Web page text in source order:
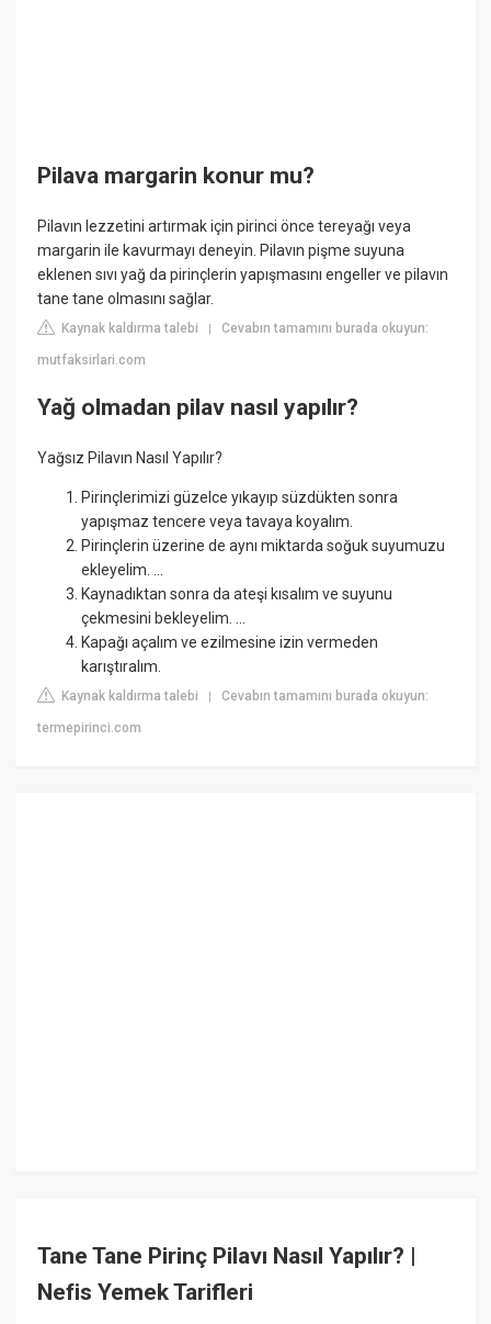
Pilava margarin konur mu?
Pilavın lezzetini artırmak için pirinci önce tereyağı veya
margarin ile kavurmayı deneyin. Pilavın pişme suyuna
eklenen sıvı yağ da pirinçlerin yapışmasını engeller ve pilavın
tane tane olmasını sağlar.
Kaynak kaldırma talebi |Cevabın tamamını burada okuyun:
mutfaksirlari.com
Yağ olmadan pilav nasıl yapılır?
Yağsız Pilavın Nasıl Yapılır?
Pirinçlerimizi güzelce yıkayıp süzdükten sonra
yapışmaz tencere veya tavaya koyalım.
Pirinçlerin üzerine de aynı miktarda soğuk suyumuzu
ekleyelim. ...
Kaynadıktan sonra da ateşi kısalım ve suyunu
çekmesini bekleyelim. ...
Kapağı açalım ve ezilmesine izin vermeden
karıştıralım.
Kaynak kaldırma talebi |Cevabın tamamını burada okuyun:
termepirinci.com
Tane Tane Pirinç Pilavı Nasıl Yapılır? |
Nefis Yemek Tarifleri